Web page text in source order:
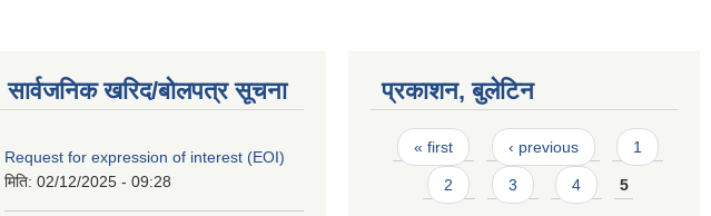
सार्वजनिक खरिद/बोलपत्र सूचना
Request for expression of interest (EOI)
मिति: 02/12/2025 - 09:28
प्रकाशन, बुलेटिन
Pages
« first ‹ previous 1
2 3 4 5